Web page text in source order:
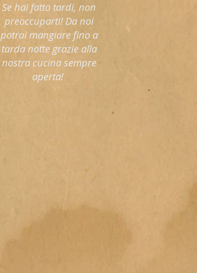
Se hai fatto tardi, non
preoccuparti! Da noi
potrai mangiare fino a
tarda notte grazie alla
nostra cucina sempre
aperta!